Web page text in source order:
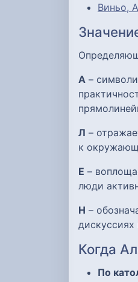
Виньо,
А –
Л –
к
Е –
люди
Н –
Когда
По